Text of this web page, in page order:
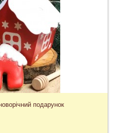
подарунок